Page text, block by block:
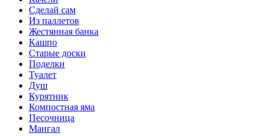
Сделай сам
Из паллетов
Жестянная банка
Кашпо
Старые доски
Поделки
Туалет
Душ
Курятник
Компостная яма
Песочница
Мангал